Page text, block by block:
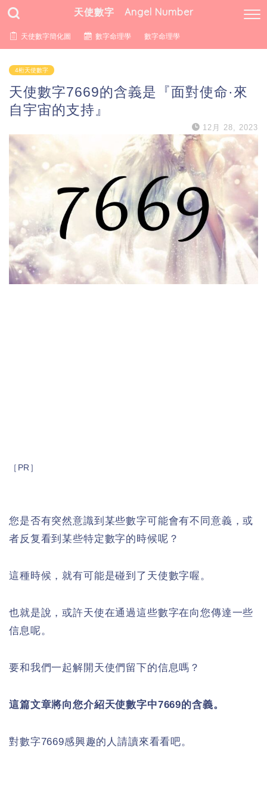
天使數字 Angel Number
天使數字簡化圖 數字命理學 數字命理學
4桁天使數字
天使數字7669的含義是『面對使命·來
自宇宙的支持』
12月 28, 2023
［PR］
您是否有突然意識到某些數字可能會有不同意義，或
者反复看到某些特定數字的時候呢？
這種時候，就有可能是碰到了天使數字喔。
也就是說，或許天使在通過這些數字在向您傳達一些
信息呢。
要和我們一起解開天使們留下的信息嗎？
這篇文章將向您介紹天使數字中7669的含義。
對數字7669感興趣的人請讀來看看吧。